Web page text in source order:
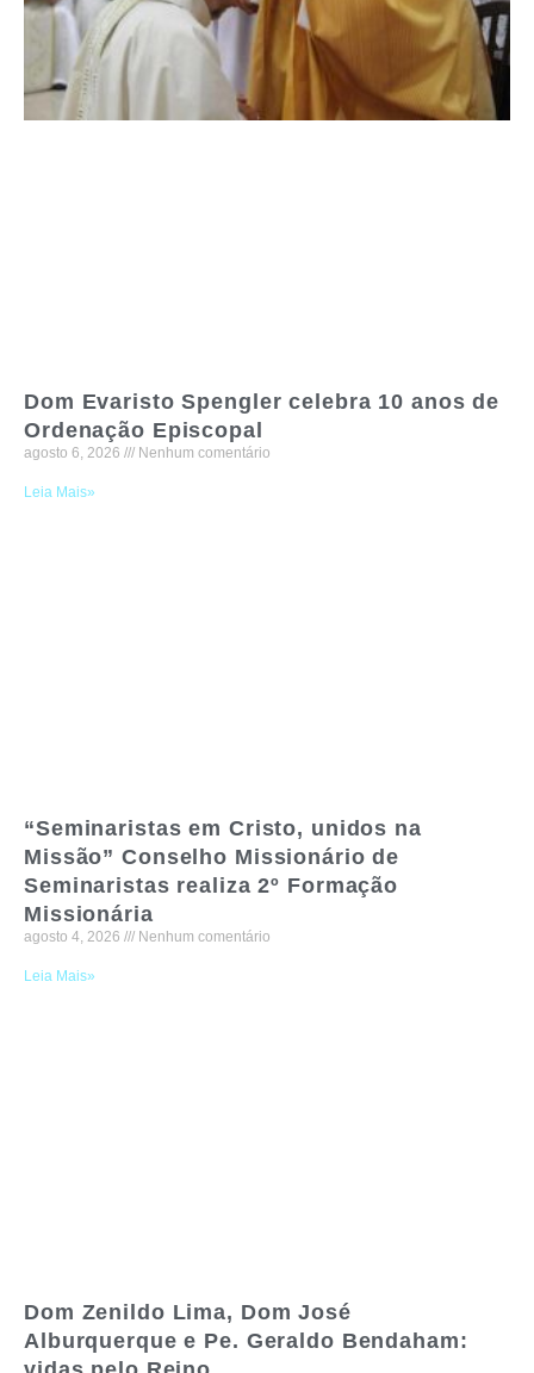
Dom Evaristo Spengler celebra 10 anos de
Ordenação Episcopal
agosto 6, 2026 Nenhum comentário
Leia Mais»
“Seminaristas em Cristo, unidos na
Missão” Conselho Missionário de
Seminaristas realiza 2º Formação
Missionária
agosto 4, 2026 Nenhum comentário
Leia Mais»
Dom Zenildo Lima, Dom José
Alburquerque e Pe. Geraldo Bendaham: